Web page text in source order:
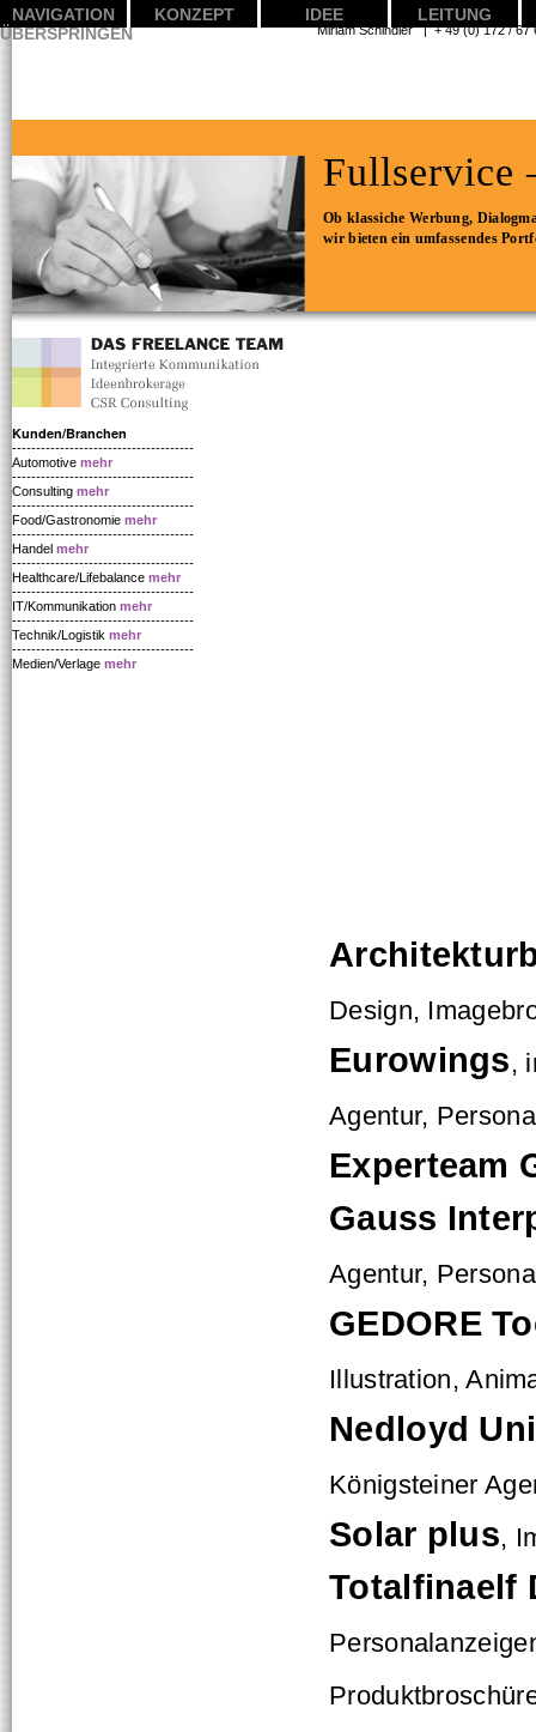
Fullservice
Ob klassiche Werbung,
wir bieten ein umfassendes
Kunden/Branchen
--------------------------------------
Automotive mehr
--------------------------------------
Consulting mehr
--------------------------------------
Food/Gastronomie mehr
--------------------------------------
Handel mehr
--------------------------------------
Healthcare/Lifebalance mehr
--------------------------------------
IT/Kommunikation mehr
--------------------------------------
Technik/Logistik mehr
--------------------------------------
Medien/Verlage mehr
NAVIGATION
ÜBERSPRINGEN
KONZEPT IDEE LEITUNG
Design,
Eurowings,
Agentur,
Experteam
Gauss
Agentur,
GEDORE
Illustration,
Nedloyd
Königsteiner
Solar plus,
Totalfinaelf
Miriam Schindler | + 49 (0)